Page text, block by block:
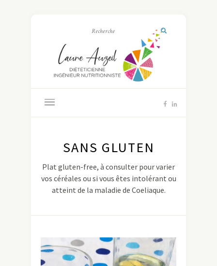
SANS GLUTEN
Plat gluten-free, à consulter pour varier
vos céréales ou si vous êtes intolérant ou
atteint de la maladie de Coeliaque.